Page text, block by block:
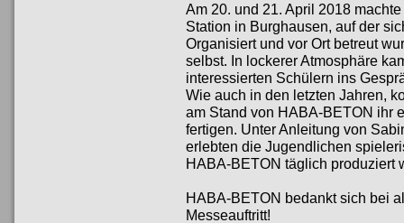
Am 20. und 21. April 2018
Station in Burghausen, auf der
Organisiert und vor Ort betreut
selbst. In lockerer Atmosphäre
interessierten Schülern ins
Wie auch in den letzten Jahren,
am Stand von HABA-BETON ihr
fertigen. Unter Anleitung von
erlebten die Jugendlichen
HABA-BETON täglich produziert
HABA-BETON bedankt sich bei
Messeauftritt!